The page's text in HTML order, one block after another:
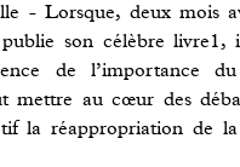
- Lorsque, deux mois
son célèbre livre1,
de l’importance du
mettre au cœur des
la réappropriation de